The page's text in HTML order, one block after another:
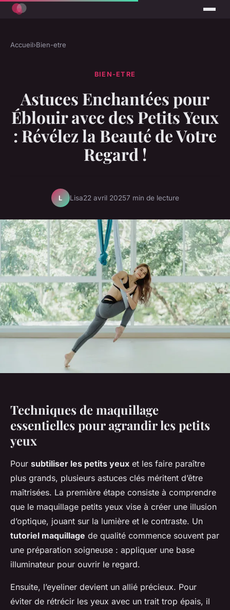
Accueil›Bien-etre
BIEN-ETRE
Astuces Enchantées pour
Éblouir avec des Petits Yeux
: Révélez la Beauté de Votre
Regard !
L Lisa22 avril 20257 min de lecture
Techniques de maquillage
essentielles pour agrandir les petits
yeux
Pour subtiliser les petits yeux et les faire paraître
plus grands, plusieurs astuces clés méritent d’être
maîtrisées. La première étape consiste à comprendre
que le maquillage petits yeux vise à créer une illusion
d’optique, jouant sur la lumière et le contraste. Un
tutoriel maquillage de qualité commence souvent par
une préparation soigneuse : appliquer une base
illuminateur pour ouvrir le regard.
Ensuite, l’eyeliner devient un allié précieux. Pour
éviter de rétrécir les yeux avec un trait trop épais, il